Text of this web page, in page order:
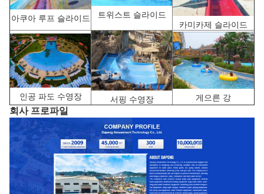
아쿠아 루프 슬라이드
트위스트 슬라이드
카미카제 슬라이드
인공 파도 수영장 서핑 수영장 게으른 강
회사 프로파일